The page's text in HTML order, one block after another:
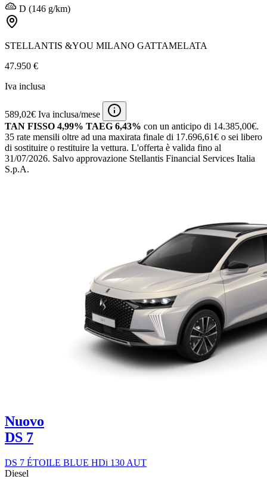
D (146 g/km)
STELLANTIS &YOU MILANO GATTAMELATA
47.950 €
Iva inclusa
589,02€ Iva inclusa/mese
TAN FISSO 4,99% TAEG 6,43% con un anticipo di 14.385,00€.
35 rate mensili oltre ad una maxirata finale di 17.696,61€ o sei libero
di sostituire o restituire la vettura. L'offerta è valida fino al
31/07/2026. Salvo approvazione Stellantis Financial Services Italia
S.p.A.
Nuovo
DS 7
DS 7 ÉTOILE BLUE HDi 130 AUT
Diesel